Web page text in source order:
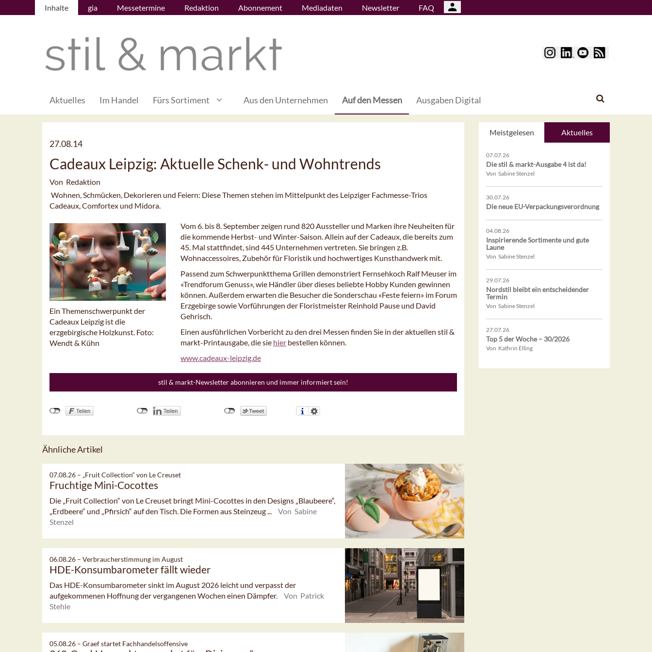
Inhalte gia Messetermine Redaktion Abonnement Mediadaten Newsletter FAQ
Aktuelles Im Handel Fürs Sortiment Aus den Unternehmen Auf den Messen Ausgaben Digital
27.08.14
Cadeaux Leipzig: Aktuelle Schenk- und Wohntrends
Von Redaktion
Wohnen, Schmücken, Dekorieren und Feiern: Diese Themen stehen im Mittelpunkt des Leipziger Fachmesse-Trios
Cadeaux, Comfortex und Midora.
Ein Themenschwerpunkt der
Cadeaux Leipzig ist die
erzgebirgische Holzkunst. Foto:
Wendt & Kühn
Vom 6. bis 8. September zeigen rund 820 Aussteller und Marken ihre Neuheiten für
die kommende Herbst- und Winter-Saison. Allein auf der Cadeaux, die bereits zum
45. Mal stattfindet, sind 445 Unternehmen vertreten. Sie bringen z.B.
Wohnaccessoires, Zubehör für Floristik und hochwertiges Kunsthandwerk mit.
Passend zum Schwerpunktthema Grillen demonstriert Fernsehkoch Ralf Meuser im
«Trendforum Genuss», wie Händler über dieses beliebte Hobby Kunden gewinnen
können. Außerdem erwarten die Besucher die Sonderschau «Feste feiern» im Forum
Erzgebirge sowie Vorführungen der Floristmeister Reinhold Pause und David
Gehrisch.
Einen ausführlichen Vorbericht zu den drei Messen finden Sie in der aktuellen stil &
markt-Printausgabe, die sie hier bestellen können.
www.cadeaux-leipzig.de
stil & markt-Newsletter abonnieren und immer informiert sein!
Ähnliche Artikel
07.08.26 – „Fruit Collection“ von Le Creuset
Fruchtige Mini-Cocottes
Die „Fruit Collection“ von Le Creuset bringt Mini-Cocottes in den Designs „Blaubeere“,
„Erdbeere“ und „Pfirsich“ auf den Tisch. Die Formen aus Steinzeug ...
Von Sabine
Stenzel
06.08.26 – Verbraucherstimmung im August
HDE-Konsumbarometer fällt wieder
Das HDE-Konsumbarometer sinkt im August 2026 leicht und verpasst der
aufgekommenen Hoffnung der vergangenen Wochen einen Dämpfer.
Von Patrick
Stehle
05.08.26 – Graef startet Fachhandelsoffensive
Meistgelesen Aktuelles
07.07.26
Die stil & markt-Ausgabe 4 ist da!
Von Sabine Stenzel
30.07.26
Die neue EU-Verpackungsverordnung
04.08.26
Inspirierende Sortimente und gute
Laune
Von Sabine Stenzel
29.07.26
Nordstil bleibt ein entscheidender
Termin
Von Sabine Stenzel
27.07.26
Top 5 der Woche – 30/2026
Von Kathrin Elling